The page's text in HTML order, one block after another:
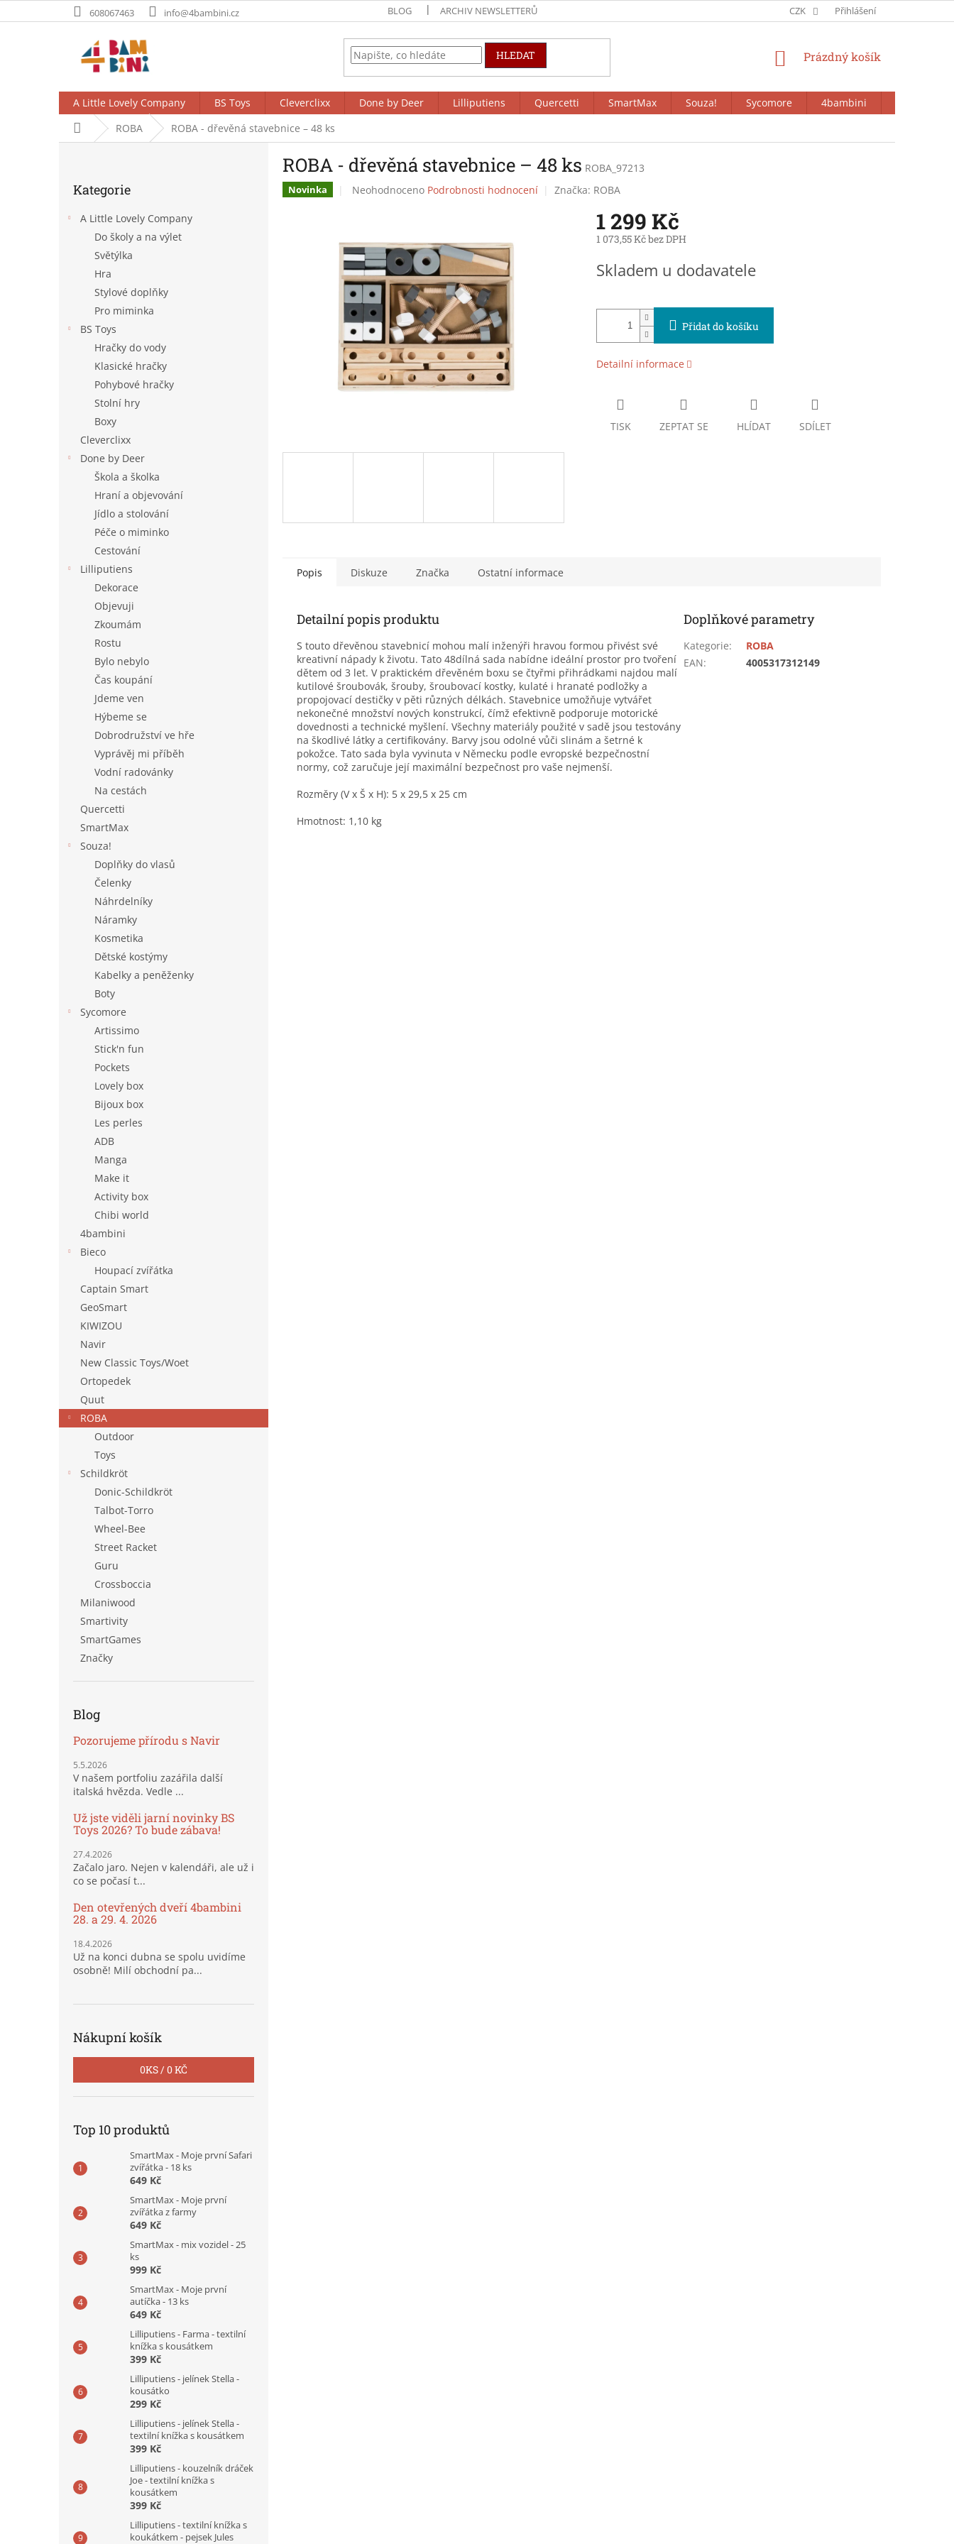
na
608067463 info@4bambini.cz BLOG ARCHIV NEWSLETTERŮ CZK Přihlášení
HLEDAT
NÁKUPNÍ
Prázdný košík
A Little Lovely Company BS Toys Cleverclixx Done by Deer Lilliputiens Quercetti SmartMax Souza! Sycomore 4bambini
Domů ROBA ROBA - dřevěná stavebnice – 48 ks
kategorie
Kategorie
A Little Lovely Company
Do školy a na výlet
Světýlka
Hra
Stylové doplňky
Pro miminka
BS Toys
Hračky do vody
Klasické hračky
Pohybové hračky
Stolní hry
Boxy
Cleverclixx
Done by Deer
Škola a školka
Hraní a objevování
Jídlo a stolování
Péče o miminko
Cestování
Lilliputiens
Dekorace
Objevuji
Zkoumám
Rostu
Bylo nebylo
Čas koupání
Jdeme ven
Hýbeme se
Dobrodružství ve hře
Vyprávěj mi příběh
Vodní radovánky
Na cestách
Quercetti
SmartMax
Souza!
Doplňky do vlasů
Čelenky
Náhrdelníky
Náramky
Kosmetika
Dětské kostýmy
Kabelky a peněženky
Boty
Sycomore
Artissimo
Stick'n fun
Pockets
Lovely box
Bijoux box
Les perles
ADB
Manga
Make it
Activity box
Chibi world
4bambini
Bieco
Houpací zvířátka
Captain Smart
GeoSmart
KIWIZOU
Navir
New Classic Toys/Woet
Ortopedek
Quut
ROBA
Outdoor
Toys
Schildkröt
Donic-Schildkröt
Talbot-Torro
Wheel-Bee
Street Racket
Guru
Crossboccia
Milaniwood
Smartivity
SmartGames
Značky
Blog
Pozorujeme přírodu s Navir
5.5.2026
V našem portfoliu zazářila další
italská hvězda. Vedle ...
Už jste viděli jarní novinky BS
Toys 2026? To bude zábava!
27.4.2026
Začalo jaro. Nejen v kalendáři, ale už i
co se počasí t...
Den otevřených dveří 4bambini
28. a 29. 4. 2026
18.4.2026
Už na konci dubna se spolu uvidíme
osobně! Milí obchodní pa...
Nákupní košík
0KS / 0 KČ
Top 10 produktů
SmartMax - Moje první Safari
zvířátka - 18 ks
649 Kč
SmartMax - Moje první
zvířátka z farmy
649 Kč
SmartMax - mix vozidel - 25
ks
999 Kč
SmartMax - Moje první
autíčka - 13 ks
649 Kč
Lilliputiens - Farma - textilní
knížka s kousátkem
399 Kč
Lilliputiens - jelínek Stella -
kousátko
299 Kč
Lilliputiens - jelínek Stella -
textilní knížka s kousátkem
399 Kč
Lilliputiens - kouzelník dráček
Joe - textilní knížka s
kousátkem
399 Kč
Lilliputiens - textilní knížka s
koukátkem - pejsek Jules
ROBA - dřevěná stavebnice – 48 ks ROBA_97213
Novinka
Průměrné
0,0
z
5
hvězdiček.
Neohodnoceno Podrobnosti hodnocení Značka: ROBA
1 299 Kč
1 073,55 Kč bez DPH
cena:
Skladem u dodavatele
Přidat do košíku
Detailní informace
TISK ZEPTAT SE HLÍDAT SDÍLET
Popis Diskuze Značka Ostatní informace
Detailní popis produktu
S touto dřevěnou stavebnicí mohou malí inženýři hravou formou přivést své
kreativní nápady k životu. Tato 48dílná sada nabídne ideální prostor pro tvoření
dětem od 3 let. V praktickém dřevěném boxu se čtyřmi přihrádkami najdou malí
kutilové šroubovák, šrouby, šroubovací kostky, kulaté i hranaté podložky a
propojovací destičky v pěti různých délkách. Stavebnice umožňuje vytvářet
nekonečné množství nových konstrukcí, čímž efektivně podporuje motorické
dovednosti a technické myšlení. Všechny materiály použité v sadě jsou testovány
na škodlivé látky a certifikovány. Barvy jsou odolné vůči slinám a šetrné k
pokožce. Tato sada byla vyvinuta v Německu podle evropské bezpečnostní
normy, což zaručuje její maximální bezpečnost pro vaše nejmenší.
Rozměry (V x Š x H): 5 x 29,5 x 25 cm
Hmotnost: 1,10 kg
Doplňkové parametry
Kategorie:
ROBA
EAN: 4005317312149